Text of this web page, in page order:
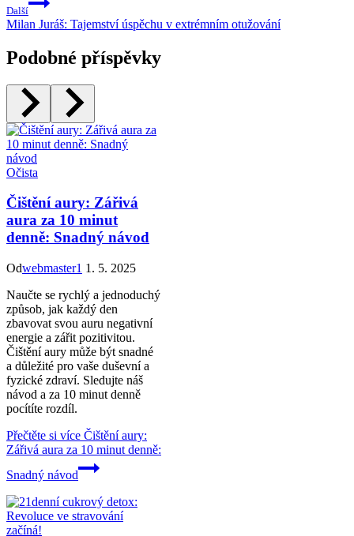
Další
Milan Juráš: Tajemství úspěchu v extrémním otužování
Podobné příspěvky
Očista
Čištění aury: Zářivá
aura za 10 minut
denně: Snadný návod
Odwebmaster1 1. 5. 2025
Naučte se rychlý a jednoduchý
způsob, jak každý den
zbavovat svou auru negativní
energie a zářit pozitivitou.
Čištění aury může být snadné
a důležité pro vaše duševní a
fyzické zdraví. Sledujte náš
návod a za 10 minut denně
pocítíte rozdíl.
Přečtěte si více Čištění aury:
Zářivá aura za 10 minut denně:
Snadný návod